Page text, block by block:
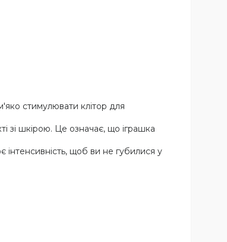
стимулювати клітор для
зі шкірою. Це означає, що іграшка
інтенсивність, щоб ви не губилися у